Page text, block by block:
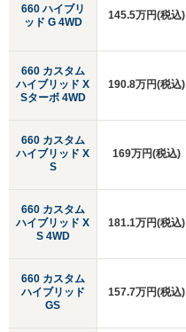
660 ハイブリ
ッド G 4WD
660 カスタム
ハイブリッド X
Sターボ 4WD
660 カスタム
ハイブリッド X
S
660 カスタム
ハイブリッド X
S 4WD
660 カスタム
ハイブリッド
GS
145.5万円(税込)
190.8万円(税込)
169万円(税込)
181.1万円(税込)
157.7万円(税込)